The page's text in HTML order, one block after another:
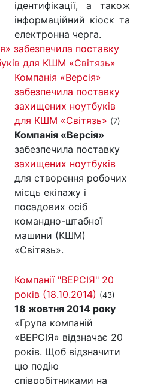
ідентифікації, а також
інформаційний кіоск та
електронна черга.
Компанія «Версія»
забезпечила поставку
захищених ноутбуків
для КШМ «Світязь» (7)
Компанія «Версія»
забезпечила поставку
захищених ноутбуків
для створення робочих
місць екіпажу і
посадових осіб
командно-штабної
машини (КШМ)
«Світязь».
Компанії "ВЕРСІЯ" 20
років (18.10.2014) (43)
18 жовтня 2014 року
«Група компаній
«ВЕРСІЯ» відзначає 20
років. Щоб відзначити
цю подію
співробітниками на